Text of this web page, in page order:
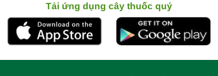
Tải ứng dụng cây thuốc quý